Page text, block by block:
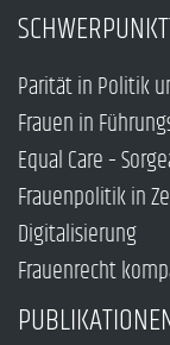
Parität in Politik
Frauen in
Equal Care –
Frauenpolitik in
Digitalisierung
Frauenrecht